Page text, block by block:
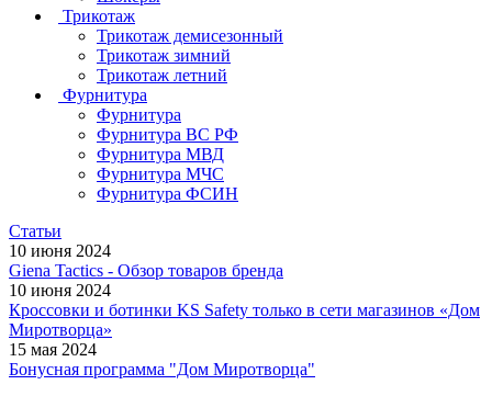
Трикотаж
Трикотаж демисезонный
Трикотаж зимний
Трикотаж летний
Фурнитура
Фурнитура
Фурнитура ВС РФ
Фурнитура МВД
Фурнитура МЧС
Фурнитура ФСИН
Статьи
10 июня 2024
Giena Tactics - Обзор товаров бренда
10 июня 2024
Кроссовки и ботинки KS Safety только в сети магазинов «Дом
Миротворца»
15 мая 2024
Бонусная программа "Дом Миротворца"